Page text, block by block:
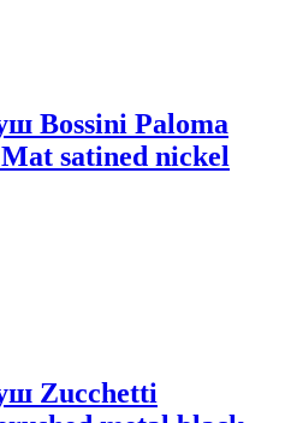
Bossini Paloma
satined nickel
Zucchetti